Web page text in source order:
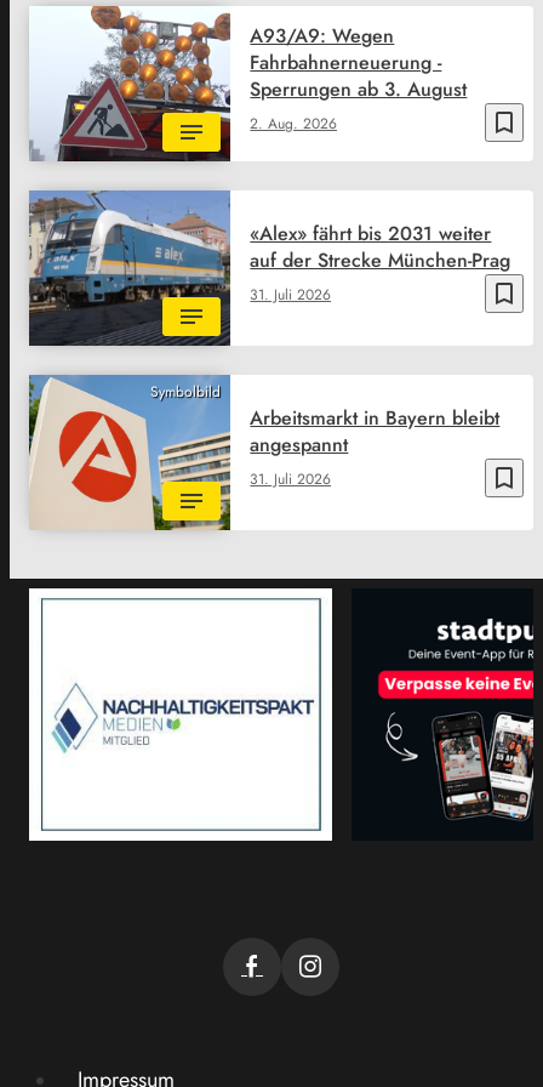
bookmark_border
2. Aug. 2026
A93/A9: Wegen
Fahrbahnerneuerung -
Sperrungen ab 3. August
bookmark_border
31. Juli 2026
«Alex» fährt bis 2031 weiter
auf der Strecke München-Prag
Symbolbild
bookmark_border
31. Juli 2026
Arbeitsmarkt in Bayern bleibt
angespannt
Impressum